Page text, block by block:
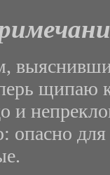
щипаю
и
опасно